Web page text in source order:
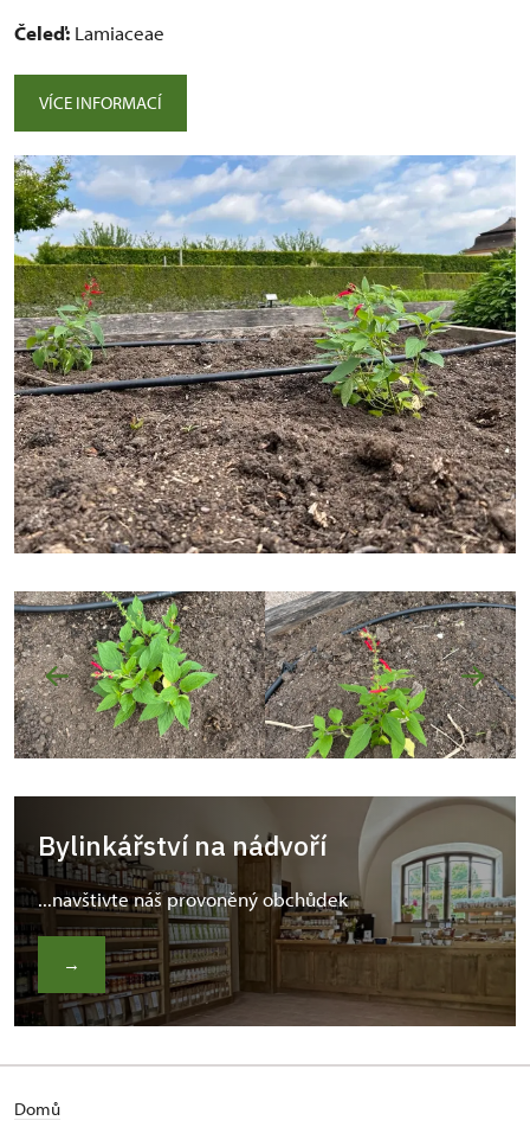
Čeleď: Lamiaceae
VÍCE INFORMACÍ
Bylinkářství na nádvoří
...navštivte náš provoněný obchůdek
→
Domů